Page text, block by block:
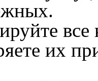
их